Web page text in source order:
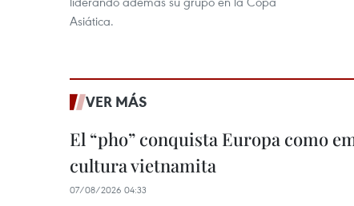
Asiática.
VER MÁS
El “pho” conquista Europa como
cultura vietnamita
07/08/2026 04:33